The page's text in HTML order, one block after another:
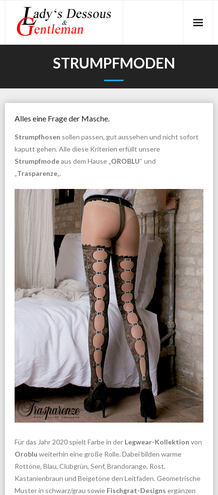
content
STRUMPFMODEN
Alles eine Frage der Masche.
Strumpfhosen sollen passen, gut aussehen und nicht sofort
kaputt gehen. Alle diese Kriterien erfüllt unsere
Strumpfmodeaus dem Hause „OROBLU“ und
„Trasparenze„.
Für das Jahr 2020 spielt Farbe in der Legwear-Kollektion von
Oroblu weiterhin eine große Rolle. Dabei bilden warme
Rottöne, Blau, Clubgrün, Senf, Brandorange, Rost,
Kastanienbraun und Beigetöne den Leitfaden. Geometrische
Muster in schwarz/grau sowie Fischgrat-Designs ergänzen